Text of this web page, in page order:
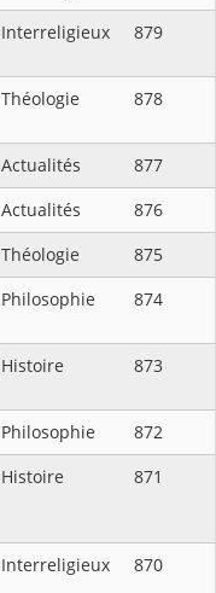
Interreligieux 879
Théologie 878
Actualités
877
Actualités
876
Théologie
875
Philosophie 874
Histoire 873
Philosophie
872
Histoire 871
Interreligieux 870